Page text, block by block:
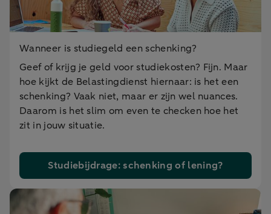
Wanneer is studiegeld een schenking?
Geef of krijg je geld voor studiekosten? Fijn. Maar
hoe kijkt de Belastingdienst hiernaar: is het een
schenking? Vaak niet, maar er zijn wel nuances.
Daarom is het slim om even te checken hoe het
zit in jouw situatie.
Studiebijdrage: schenking of lening?